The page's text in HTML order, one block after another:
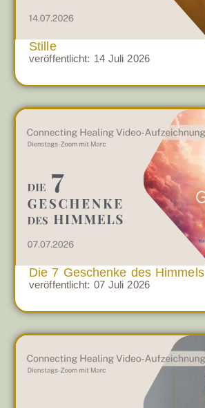
Stille
veröffentlicht: 14 Juli 2026
Die 7 Geschenke des Himmels
veröffentlicht: 07 Juli 2026